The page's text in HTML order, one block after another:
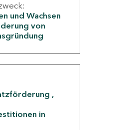
und Wachsen
von
in